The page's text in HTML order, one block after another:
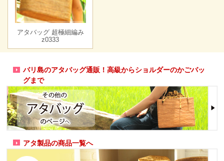
アタバッグ 超極細編み
z0333
バリ島のアタバッグ通販！高級からショルダーのかごバッ
グまで
アタ製品の商品一覧へ